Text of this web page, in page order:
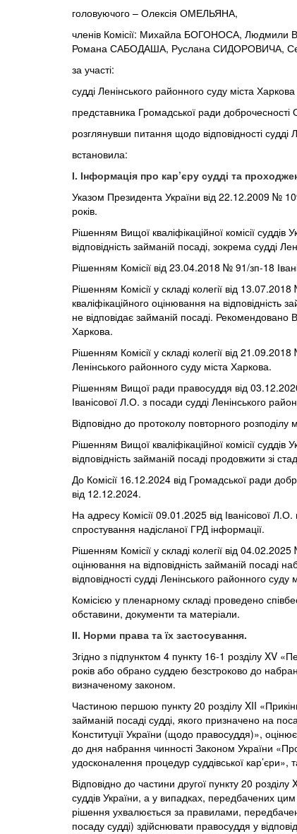
головуючого – Олексія ОМЕЛЬЯНА,
членів Комісії: Михайла БОГОНОСА,
Романа САБОДАША, Руслана СИДОРОВИЧА,
за участі:
судді Ленінського районного суду міста
представника Громадської ради
розглянувши питання щодо відповідності судді
встановила:
І. Інформація про кар’єру судді та
Указом Президента України від 22.12.2009 №
років.
Рішенням Вищої кваліфікаційної комісії
відповідність займаній посаді, зокрема судді
Рішенням Комісії від 23.04.2018 № 91/зп-18
Рішенням Комісії у складі колегії від
кваліфікаційного оцінювання на
не відповідає займаній посаді. Рекомендовано
Харкова.
Рішенням Комісії у складі колегії від
Ленінського районного суду міста Харкова.
Рішенням Вищої ради правосуддя від
Іванісової Л.О. з посади судді Ленінського
Відповідно до протоколу повторного
Рішенням Вищої кваліфікаційної комісії
відповідність займаній посаді продовжити зі
До Комісії 16.12.2024 від Громадської ради
від 12.12.2024.
На адресу Комісії 09.01.2025 від Іванісової
спростування надісланої ГРД інформації.
Рішенням Комісії у складі колегії від
оцінювання на відповідність займаній посаді
відповідності судді Ленінського районного
Комісією у пленарному складі проведено
обставини, документи та матеріали.
ІІ. Норми права та їх застосування.
Згідно з підпунктом 4 пункту 16-1 розділу XV
років або обрано суддею безстроково до
визначеному законом.
Частиною першою пункту 20 розділу XII
займаній посаді судді, якого призначено на
Конституції України (щодо правосуддя)»,
до дня набрання чинності Законом України
удосконалення процедур суддівської
Відповідно до частини другої пункту 20
суддів України, а у випадках, передбачених цим
рішення ухвалюється за правилами,
посаду судді) здійснювати правосуддя у